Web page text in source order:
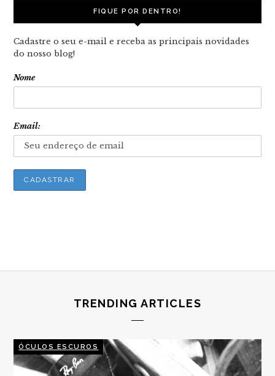
FIQUE POR DENTRO!
Cadastre o seu e-mail e receba as principais novidades
do nosso blog!
Nome
Email:
TRENDING ARTICLES
ÓCULOS ESCUROS